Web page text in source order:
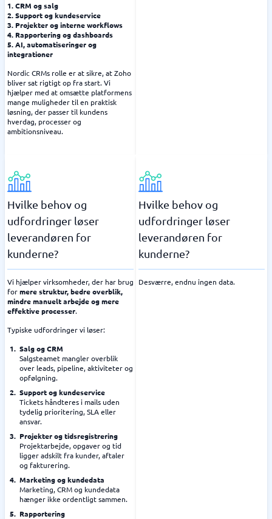
1. CRM og salg
2. Support og kundeservice
3. Projekter og interne workflows
4. Rapportering og dashboards
5. AI, automatiseringer og
integrationer
Nordic CRMs rolle er at sikre, at Zoho
bliver sat rigtigt op fra start. Vi
hjælper med at omsætte platformens
mange muligheder til en praktisk
løsning, der passer til kundens
hverdag, processer og
ambitionsniveau.
Hvilke behov og
udfordringer løser
leverandøren for
kunderne?
Vi hjælper virksomheder, der har brug
formere struktur, bedre overblik,
mindre manuelt arbejde og mere
effektive processer.
Typiske udfordringer vi løser:
Salg og CRM
Salgsteamet mangler overblik
over leads, pipeline, aktiviteter og
opfølgning.
Support og kundeservice
Tickets håndteres i mails uden
tydelig prioritering, SLA eller
ansvar.
Projekter og tidsregistrering
Projektarbejde, opgaver og tid
ligger adskilt fra kunder, aftaler
og fakturering.
Marketing og kundedata
Marketing, CRM og kundedata
hænger ikke ordentligt sammen.
Rapportering
Hvilke behov og
udfordringer løser
leverandøren for
kunderne?
Desværre, endnu ingen data.